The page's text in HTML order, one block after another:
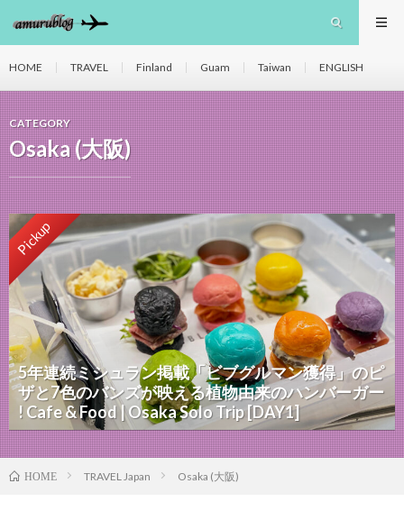
HOME TRAVEL Finland Guam Taiwan ENGLISH
CATEGORY
Osaka (大阪)
Pickup
5年連続ミシュラン掲載「ビブグルマン獲得」のピ
ザと7色のバンズが映える植物由来のハンバーガー
! Cafe & Food | Osaka Solo Trip [DAY1]
HOME TRAVEL Japan Osaka (大阪)